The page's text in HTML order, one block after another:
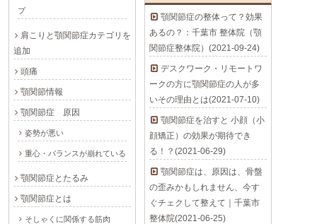
プ
肩こりと顎関節症カテゴリを
追加
頭痛
顎関節情報
顎関節症 原因
姿勢が悪い
重心・バランスが崩れている
顎関節症とたるみ
顎関節症とは
そしゃくに関係する筋肉
顎関節症の整体って？効果
あるの？：千葉市 整体院（顎
関節症整体院）(2021-09-24)
デスクワーク・リモートワ
ークの方に顎関節症の人が多
いその理由とは(2021-07-10)
顎関節症を治すと 小顔（小
顔矯正）の効果が期待でき
る！？(2021-06-29)
顎関節症は、原因は、骨盤
の歪みかもしれません、今す
ぐチェクして整えて｜千葉市
整体院(2021-06-25)